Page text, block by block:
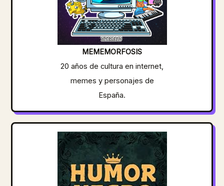
MEMEMORFOSIS
20 años de cultura en internet,
memes y personajes de
España.